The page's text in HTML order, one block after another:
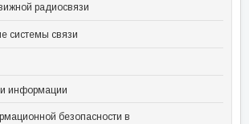
радиосвязи
системы связи
информации
безопасности в